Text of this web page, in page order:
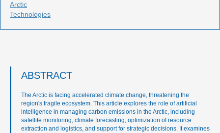
Arctic
Technologies
ABSTRACT
The Arctic is facing accelerated climate change, threatening the
region's fragile ecosystem. This article explores the role of artificial
intelligence in managing carbon emissions in the Arctic, including
satellite monitoring, climate forecasting, optimization of resource
extraction and logistics, and support for strategic decisions. It examines